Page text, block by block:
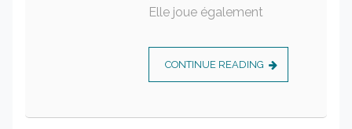
Elle joue également
CONTINUE READING